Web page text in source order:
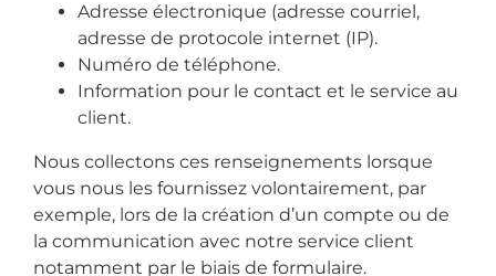
Adresse électronique (adresse courriel,
adresse de protocole internet (IP).
Numéro de téléphone.
Information pour le contact et le service au
client.
Nous collectons ces renseignements lorsque
vous nous les fournissez volontairement, par
exemple, lors de la création d’un compte ou de
la communication avec notre service client
notamment par le biais de formulaire.